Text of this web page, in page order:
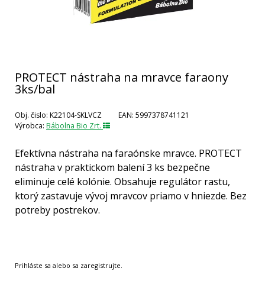
PROTECT nástraha na mravce faraony
3ks/bal
Obj. čislo: K22104-SKLVCZ EAN: 5997378741121
Výrobca: Bábolna Bio Zrt.
Efektívna nástraha na faraónske mravce. PROTECT
nástraha v praktickom balení 3 ks bezpečne
eliminuje celé kolónie. Obsahuje regulátor rastu,
ktorý zastavuje vývoj mravcov priamo v hniezde. Bez
potreby postrekov.